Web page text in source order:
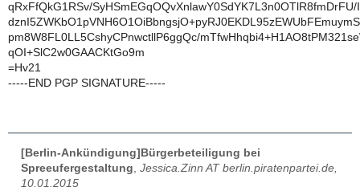
qRxFfQkG1RSv/
pm8W8FL0LL5CshyCPnwctllP6ggQc/
qOI+SlC2w0GAACKtGo9m
=Hv21
-----END PGP SIGNATURE-----
[Berlin-Ankündigung]Bürgerbeteiligung bei
Spreeufergestaltung Jessica.Zinn AT berlin.piratenpartei.de,
10.01.2015